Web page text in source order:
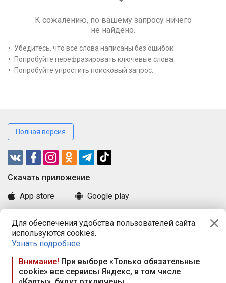
Для обеспечения удобства пользователей сайта
используются cookies.
Узнать подробнее
Внимание! При выборе «Только обязательные
cookie» все сервисы Яндекс, в том числе
К сожалению, по вашему запросу ничего
не найдено.
Убедитесь, что все слова написаны без ошибок.
Попробуйте перефразировать ключевые слова.
Попробуйте упростить поисковый запрос.
Полная версия
Cкачать приложение
App store
Google play
Книга замечаний и предложений
Правила и документы
Praca.by © 2000—2026, ООО «ПРАЦА БАЙ»
Республика Беларусь, 220114, г. Минск, пр-т Независимости
117а, пом. № 9.